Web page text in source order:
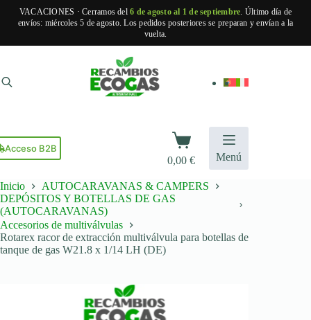
VACACIONES · Cerramos del6 de agosto al 1 de septiembre. Último día de
envíos: miércoles 5 de agosto. Los pedidos posteriores se preparan y envían a la
vuelta.
contenido
Acceso B2B
Carro
de
compra
0,00€ Menú
Inicio
AUTOCARAVANAS & CAMPERS
DEPÓSITOS Y BOTELLAS DE GAS
(AUTOCARAVANAS)
Accesorios de multiválvulas
Rotarex racor de extracción multiválvula para botellas de
tanque de gas W21.8 x 1/14 LH (DE)